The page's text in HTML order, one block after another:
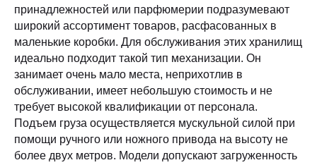
принадлежностей или парфюмерии подразумевают
широкий ассортимент товаров, расфасованных в
маленькие коробки. Для обслуживания этих хранилищ
идеально подходит такой тип механизации. Он
занимает очень мало места, неприхотлив в
обслуживании, имеет небольшую стоимость и не
требует высокой квалификации от персонала.
Подъем груза осуществляется мускульной силой при
помощи ручного или ножного привода на высоту не
более двух метров. Модели допускают загруженность